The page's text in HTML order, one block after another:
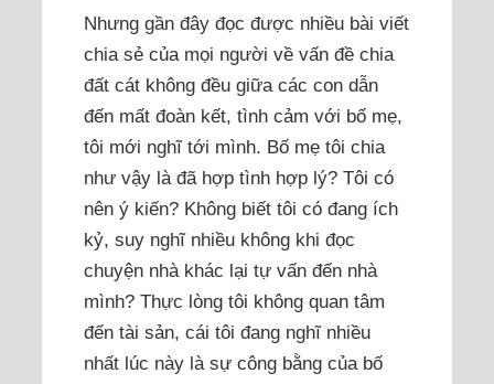
Nhưng gần đây đọc được nhiều bài viết
chia sẻ của mọi người về vấn đề chia
đất cát không đều giữa các con dẫn
đến mất đoàn kết, tình cảm với bố mẹ,
tôi mới nghĩ tới mình. Bố mẹ tôi chia
như vậy là đã hợp tình hợp lý? Tôi có
nên ý kiến? Không biết tôi có đang ích
kỷ, suy nghĩ nhiều không khi đọc
chuyện nhà khác lại tự vấn đến nhà
mình? Thực lòng tôi không quan tâm
đến tài sản, cái tôi đang nghĩ nhiều
nhất lúc này là sự công bằng của bố